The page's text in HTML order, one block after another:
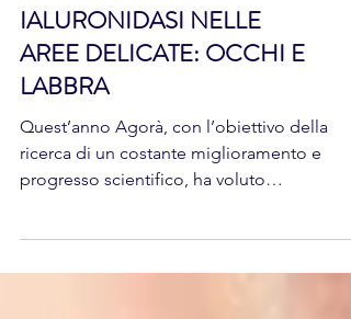
LETTERATURA
SCIENTIFICA DI
RIFERIMENTO -
IALURONIDASI NELLE
AREE DELICATE: OCCHI E
LABBRA
progresso scientifico, ha voluto